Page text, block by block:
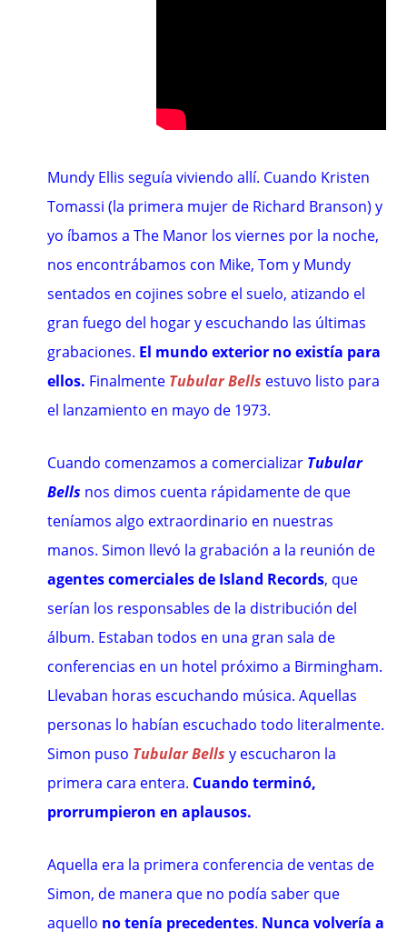
Mundy Ellis seguía viviendo allí. Cuando Kristen
Tomassi (la primera mujer de Richard Branson) y
yo íbamos a The Manor los viernes por la noche,
nos encontrábamos con Mike, Tom y Mundy
sentados en cojines sobre el suelo, atizando el
gran fuego del hogar y escuchando las últimas
grabaciones. El mundo exterior no existía para
ellos. Finalmente Tubular Bells estuvo listo para
el lanzamiento en mayo de 1973.
Cuando comenzamos a comercializar Tubular
Bells nos dimos cuenta rápidamente de que
teníamos algo extraordinario en nuestras
manos. Simon llevó la grabación a la reunión de
agentes comerciales de Island Records, que
serían los responsables de la distribución del
álbum. Estaban todos en una gran sala de
conferencias en un hotel próximo a Birmingham.
Llevaban horas escuchando música. Aquellas
personas lo habían escuchado todo literalmente.
Simon puso Tubular Bells y escucharon la
primera cara entera. Cuando terminó,
prorrumpieron en aplausos.
Aquella era la primera conferencia de ventas de
Simon, de manera que no podía saber que
aquello no tenía precedentes. Nunca volvería a